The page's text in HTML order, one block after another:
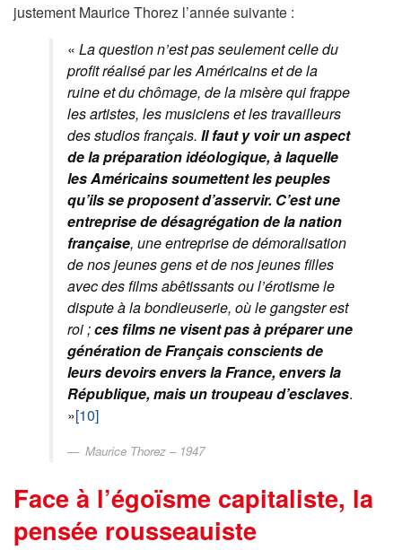
justement Maurice Thorez l’année suivante :
« La question n’est pas seulement celle du
profit réalisé par les Américains et de la
ruine et du chômage, de la misère qui frappe
les artistes, les musiciens et les travailleurs
des studios français. Il faut y voir un aspect
de la préparation idéologique, à laquelle
les Américains soumettent les peuples
qu’ils se proposent d’asservir. C’est une
entreprise de désagrégation de la nation
française, une entreprise de démoralisation
de nos jeunes gens et de nos jeunes filles
avec des films abêtissants ou l’érotisme le
dispute à la bondieuserie, où le gangster est
roi ;ces films ne visent pas à préparer une
génération de Français conscients de
leurs devoirs envers la France, envers la
République, mais un troupeau d’esclaves.
»[10]
Maurice Thorez – 1947
Face à l’égoïsme capitaliste, la
pensée rousseauiste